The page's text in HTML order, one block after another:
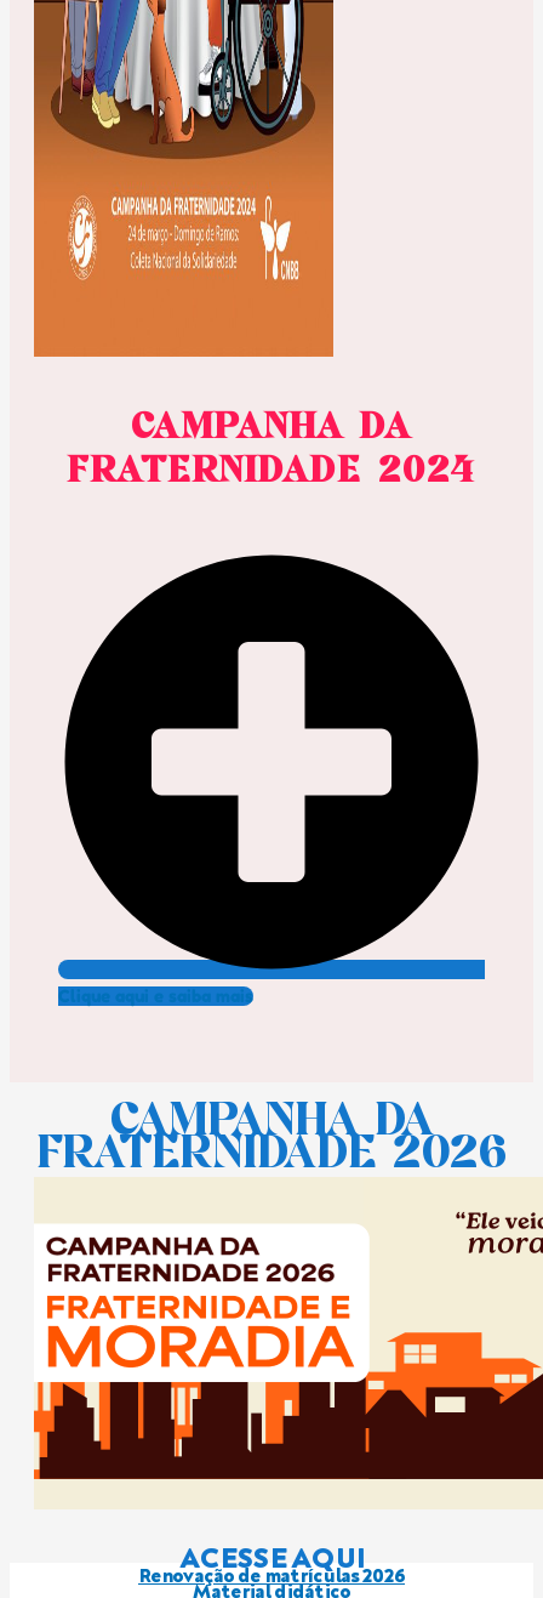
CAMPANHA DA
FRATERNIDADE 2024
Clique aqui e saiba mais
CAMPANHA DA
FRATERNIDADE 2026
ACESSE AQUI
Renovação de matrículas 2026
Material didático